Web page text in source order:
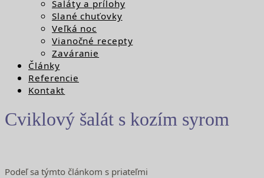
Šaláty a prílohy
Slané chuťovky
Veľká noc
Vianočné recepty
Zaváranie
Články
Referencie
Kontakt
Cviklový šalát s kozím syrom
Podeľ sa týmto článkom s priateľmi